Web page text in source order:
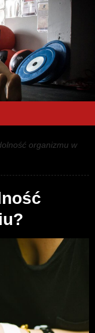
organizmu w